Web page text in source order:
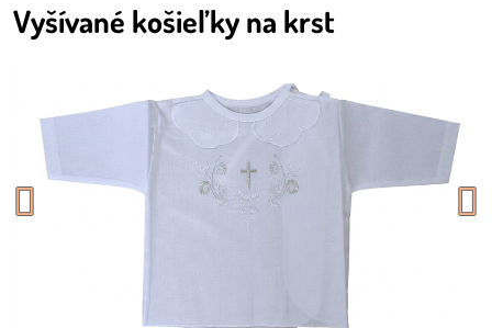
Vyšívané košieľky na krst